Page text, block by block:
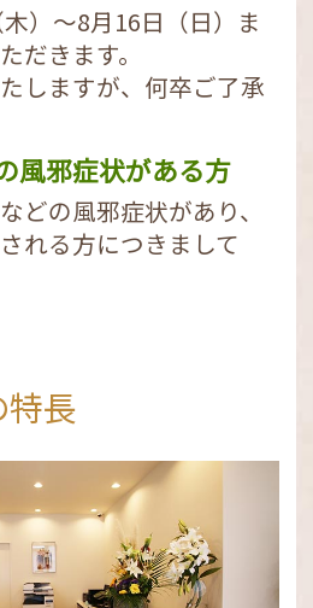
）～8月16日（日）ま
だきます。
しますが、何卒ご了承
風邪症状がある方
どの風邪症状があり、
れる方につきまして
ていただきます。
、
長